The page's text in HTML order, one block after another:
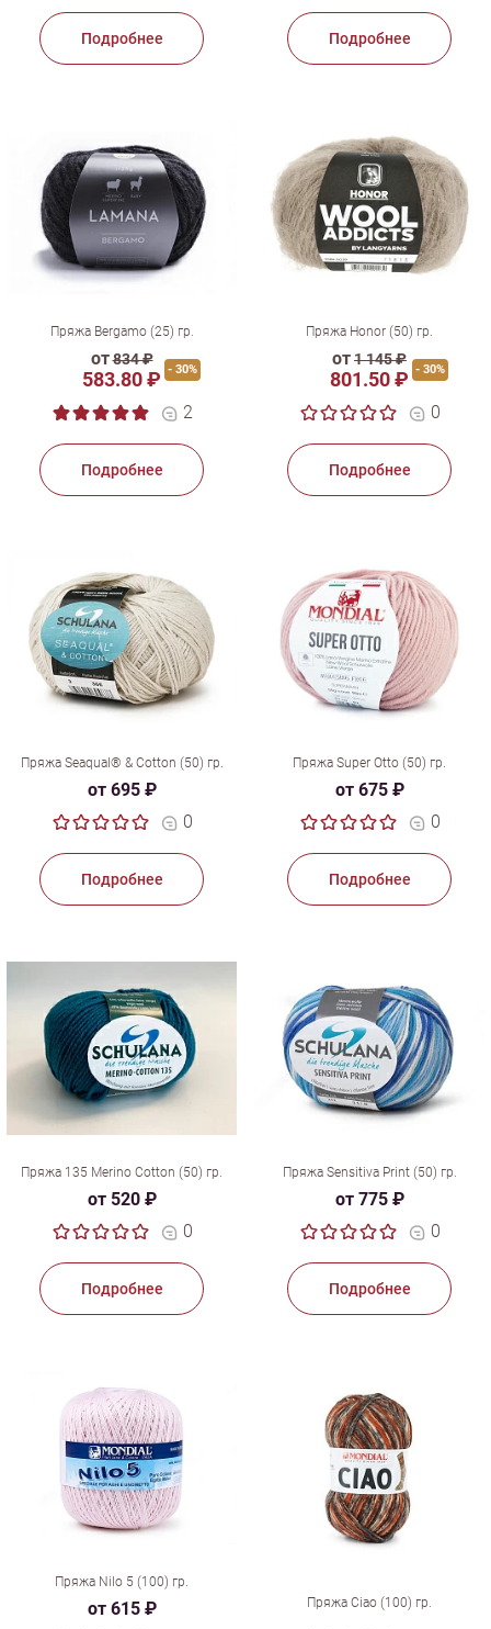
Подробнее Подробнее
Пряжа Bergamo (25) гр.
от834 ₽
583.80 ₽ - 30%
2
Подробнее
Пряжа Honor (50) гр.
от1 145 ₽
801.50 ₽ - 30%
0
Подробнее
Пряжа Seaqual® & Cotton (50) гр.
от 695 ₽
0
Подробнее
Пряжа Super Otto (50) гр.
от 675 ₽
0
Подробнее
Пряжа 135 Merino Cotton (50) гр.
от 520 ₽
0
Подробнее
Пряжа Sensitiva Print (50) гр.
от 775 ₽
0
Подробнее
Пряжа Nilo 5 (100) гр.
от 615 ₽
Пряжа Ciao (100) гр.